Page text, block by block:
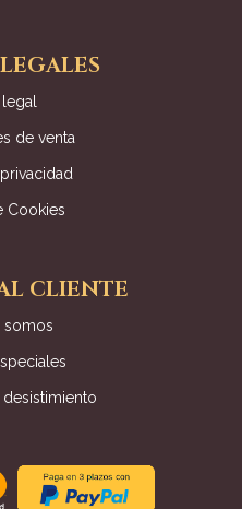
de venta
Cookies
CLIENTE
somos